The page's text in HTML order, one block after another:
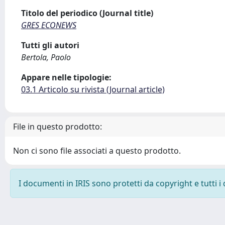
Titolo del periodico (Journal title)
GRES ECONEWS
Tutti gli autori
Bertola, Paolo
Appare nelle tipologie:
03.1 Articolo su rivista (Journal article)
File in questo prodotto:
Non ci sono file associati a questo prodotto.
I documenti in IRIS sono protetti da copyright e tutti